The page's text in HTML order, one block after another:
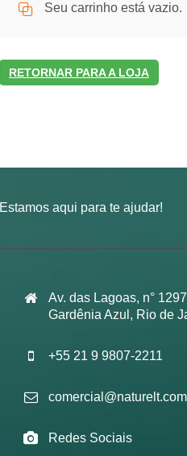
Seu carrinho está vazio.
RETORNAR PARA A LOJA
Estamos aqui para te ajudar!
Av. das Lagoas, n°
Gardênia Azul, Rio de
+55 21 9 9807-2211
Redes Sociais